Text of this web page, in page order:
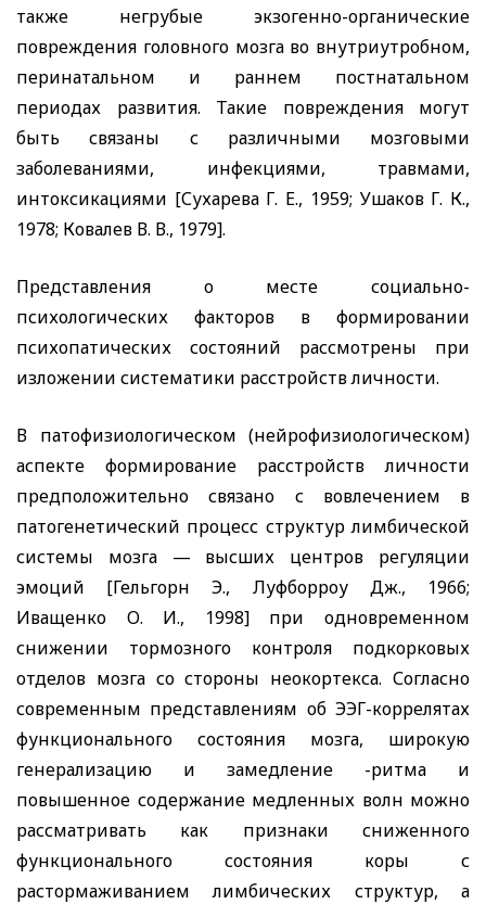
также негрубые экзогенно-органические
повреждения головного мозга во внутриутробном,
перинатальном и раннем постнатальном
периодах развития. Такие повреждения могут
быть связаны с различными мозговыми
заболеваниями, инфекциями, травмами,
интоксикациями [Сухарева Г. Е., 1959; Ушаков Г. К.,
1978; Ковалев В. В., 1979].
Представления о месте социально-
психологических факторов в формировании
психопатических состояний рассмотрены при
изложении систематики расстройств личности.
В патофизиологическом (нейрофизиологическом)
аспекте формирование расстройств личности
предположительно связано с вовлечением в
патогенетический процесс структур лимбической
системы мозга — высших центров регуляции
эмоций [Гельгорн Э., Луфборроу Дж., 1966;
Иващенко О. И., 1998] при одновременном
снижении тормозного контроля подкорковых
отделов мозга со стороны неокортекса. Согласно
современным представлениям об ЭЭГ-коррелятах
функционального состояния мозга, широкую
генерализацию и замедление -ритма и
повышенное содержание медленных волн можно
рассматривать как признаки сниженного
функционального состояния коры с
растормаживанием лимбических структур, а